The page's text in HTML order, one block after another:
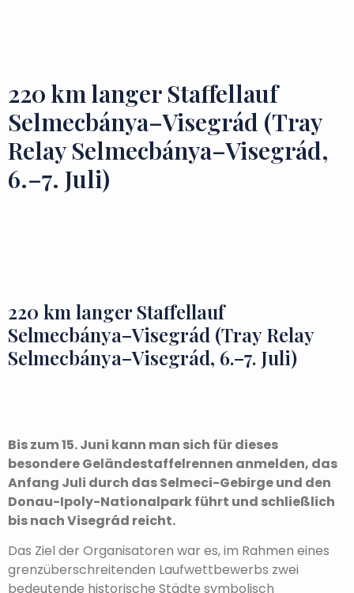
220 km langer Staffellauf
Selmecbánya–Visegrád (Tray
Relay Selmecbánya–Visegrád,
6.–7. Juli)
220 km langer Staffellauf
Selmecbánya–Visegrád (Tray Relay
Selmecbánya–Visegrád, 6.–7. Juli)
Bis zum 15. Juni kann man sich für dieses
besondere Geländestaffelrennen anmelden, das
Anfang Juli durch das Selmeci-Gebirge und den
Donau-Ipoly-Nationalpark führt und schließlich
bis nach Visegrád reicht.
Das Ziel der Organisatoren war es, im Rahmen eines
grenzüberschreitenden Laufwettbewerbs zwei
bedeutende historische Städte symbolisch